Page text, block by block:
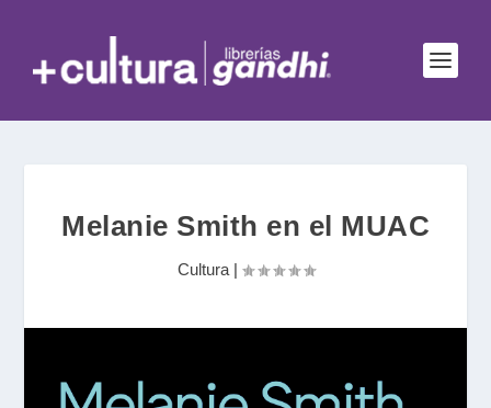
Melanie Smith en el MUAC
Cultura|